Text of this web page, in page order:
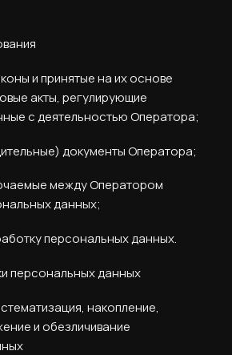
и принятые на их основе
акты, регулирующие
с деятельностью Оператора;
документы Оператора;
между Оператором
данных;
персональных данных.
персональных данных
накопление,
и обезличивание